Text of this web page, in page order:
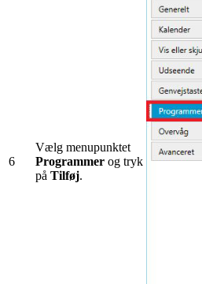
6
Vælg menupunktet
Programmer og tryk
på Tilføj.